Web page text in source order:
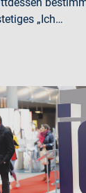
„Ich…